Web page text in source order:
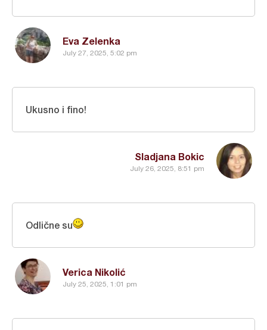
Eva Zelenka
July 27, 2025, 5:02 pm
Sladjana Bokic
July 26, 2025, 8:51 pm
Ukusno i fino!
Verica Nikolić
July 25, 2025, 1:01 pm
Odlične su